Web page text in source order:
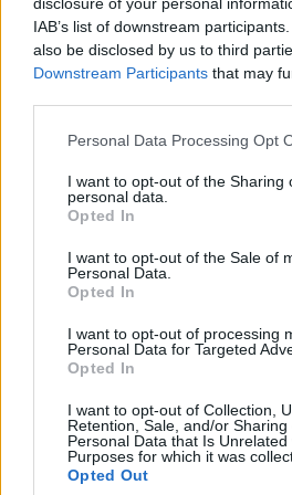
IAB’s list of downstream
also be disclosed by us to third
Downstream Participants that may
Personal Data Processing Opt
I want to opt-out of the Sharing
personal data.
Opted In
I want to opt-out of the Sale of
Personal Data.
Opted In
I want to opt-out of processing
Personal Data for Targeted
Opted In
I want to opt-out of Collection,
Retention, Sale, and/or Sharing
Personal Data that Is Unrelated
Purposes for which it was
Opted Out
Vaizdai iš tragiškos avarijos
vaiko gyvybių išgelbėti nepavyko
Savaitės vidurys nusimato
32 laipsnių šilumos
Ukrainos politikoje: jis yra
Laidos
Nufilmavo, kaip patvino Vilniaus
vaizdas pribloškia